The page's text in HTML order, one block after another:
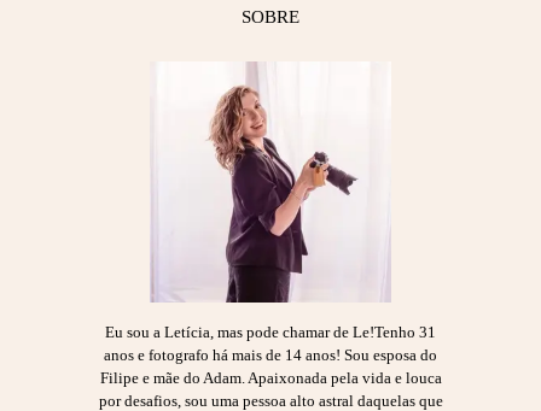
SOBRE
Eu sou a Letícia, mas pode chamar de Le!Tenho 31
anos e fotografo há mais de 14 anos! Sou esposa do
Filipe e mãe do Adam. Apaixonada pela vida e louca
por desafios, sou uma pessoa alto astral daquelas que